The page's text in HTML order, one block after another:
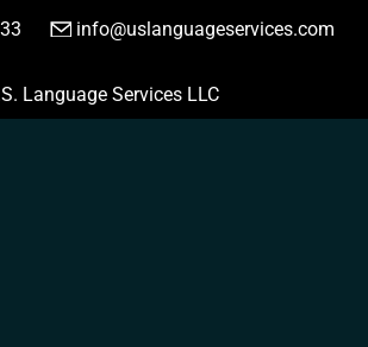
info@uslanguageservices.com
HACER PEDIDO
Language Services LLC